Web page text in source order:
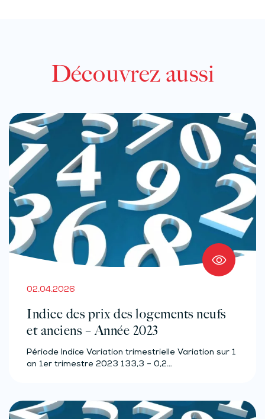
Découvrez aussi
02.04.2026
Indice des prix des logements neufs
et anciens – Année 2023
Période Indice Variation trimestrielle Variation sur 1
an 1er trimestre 2023 133,3 – 0,2…